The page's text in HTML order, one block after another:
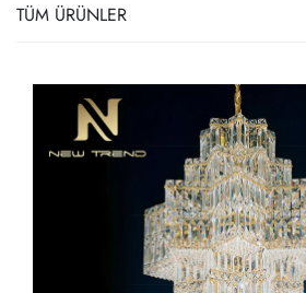
TÜM ÜRÜNLER